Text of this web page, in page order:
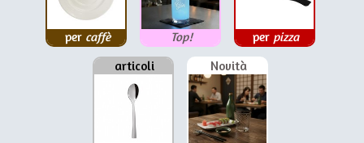
per caffè Top! per pizza
articoli
Novità